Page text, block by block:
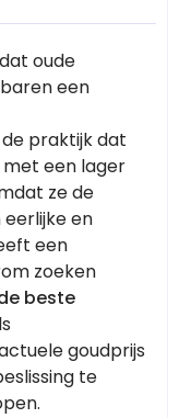
oude
een
praktijk dat
een lager
ze de
eerlijke en
een
zoeken
beste
goudprijs
te